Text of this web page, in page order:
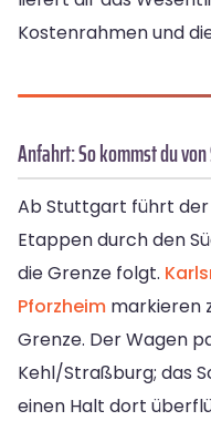
Kostenrahmen und
Anfahrt: So kommst du
Ab Stuttgart führt der
Etappen durch den
die Grenze folgt.
Pforzheim markieren
Grenze. Der Wagen
Kehl/Straßburg; das
einen Halt dort